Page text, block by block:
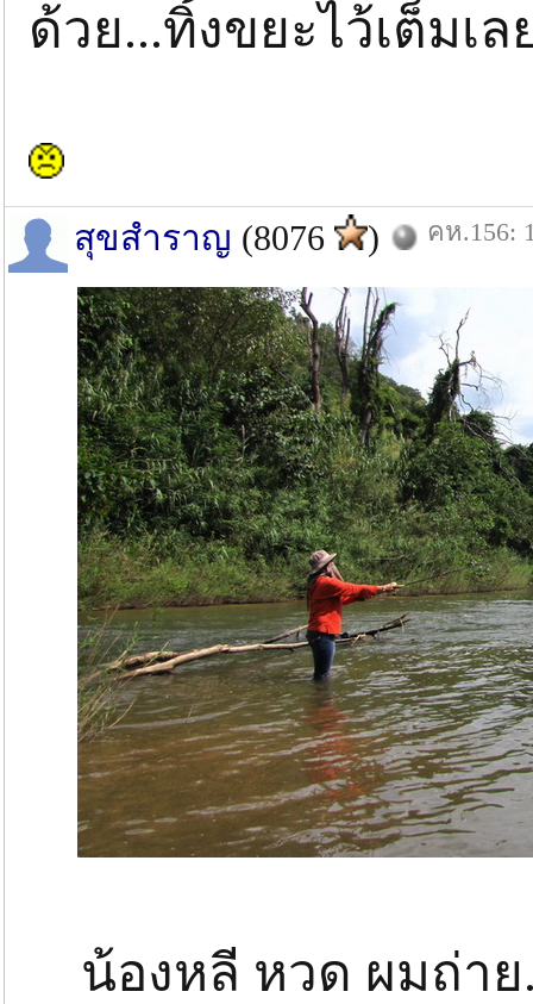
ด้วย...ทิ้งขยะไว้เต็มเ
สุขสำราญ (8076 ) คห.156:
น้องหลี หวด ผมถ่าย